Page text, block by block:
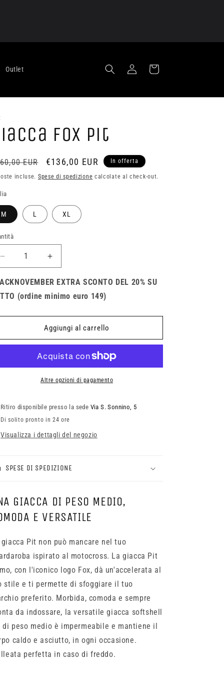
Outlet Accedi Carrello
Fox Pit
EUR
Prezzo
scontato
€136,00 EUR In offerta
incluse. Spese di spedizione calcolate al check-out.
M L XL
Diminuisci
quantità
per
Giacca
Aumenta
quantità
per
Giacca
EXTRA SCONTO DEL 20% SU
(ordine minimo euro 149)
Aggiungi al carrello
Altre opzioni di pagamento
Ritiro disponibile presso la sede Via S. Sonnino, 5
Di solito pronto in 24 ore
Visualizza i dettagli del negozio
SPESE DI SPEDIZIONE
GIACCA DI PESO MEDIO,
E VERSATILE
giacca Pit non può mancare nel tuo
ispirato al motocross. La giacca Pit
con l'iconico logo Fox, dà un'accelerata al
stile e ti permette di sfoggiare il tuo
preferito. Morbida, comoda e sempre
da indossare, la versatile giacca softshell
di peso medio è impermeabile e mantiene il
caldo e asciutto, in ogni occasione.
perfetta in caso di freddo.